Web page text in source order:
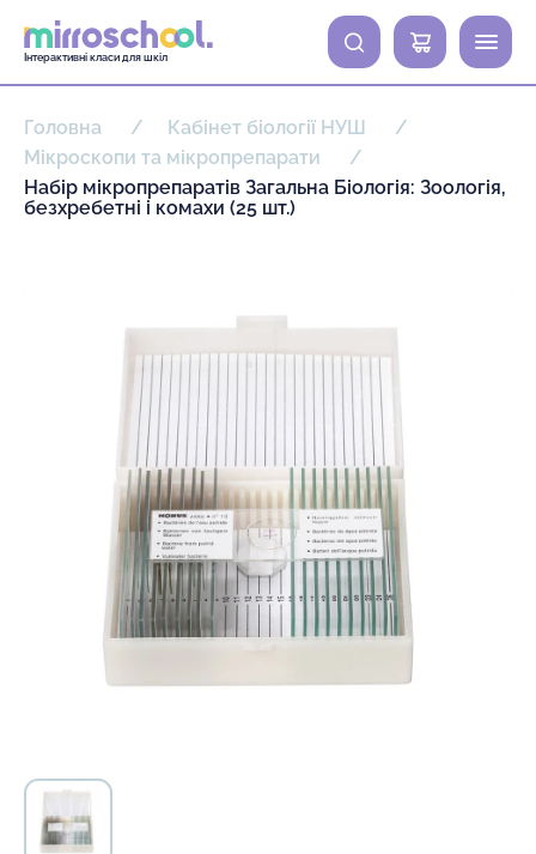
Інтерактивні класи для шкіл
0
Головна
Кабінет біології НУШ
Мікроскопи та мікропрепарати
Набір мікропрепаратів Загальна Біологія: Зоологія,
безхребетні і комахи (25 шт.)